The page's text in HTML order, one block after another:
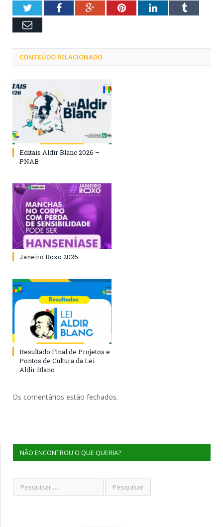
TwitterFacebookGoogle+PinterestLinkedInTumblr
Email
CONTEÚDO RELACIONADO
Editais Aldir Blanc 2026 –
PNAB
Janeiro Roxo 2026
Resultado Final de Projetos e
Pontos de Cultura da Lei
Aldir Blanc
Os comentários estão fechados.
NÃO ENCONTROU O QUE QUERIA?